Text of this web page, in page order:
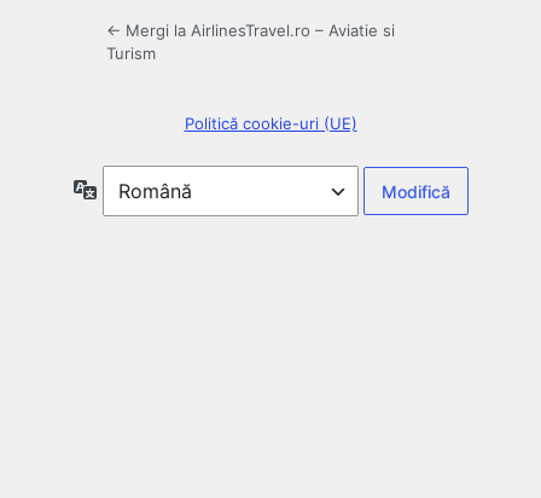
← Mergi la AirlinesTravel.ro – Aviatie si
Turism
Politică cookie-uri (UE)
Limbă